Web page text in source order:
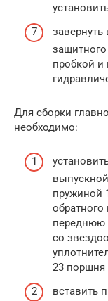
пробкой и
Для сборки
необходимо:
пружиной
переднюю
со
23 поршня
вставить